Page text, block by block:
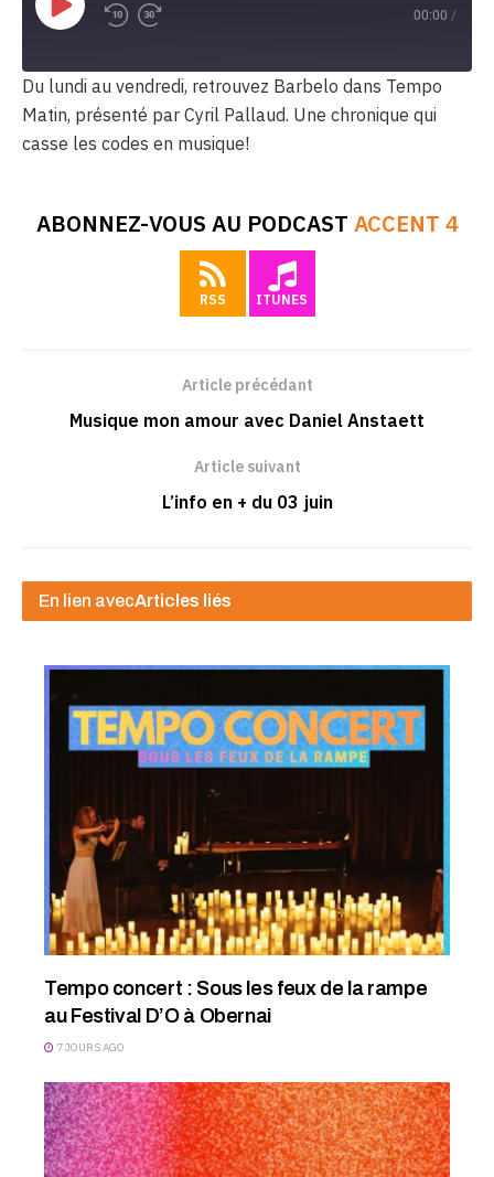
Play
Episode
00:00 /
Du lundi au vendredi, retrouvez Barbelo dans Tempo
Matin, présenté par Cyril Pallaud. Une chronique qui
casse les codes en musique!
ABONNEZ-VOUS AU PODCAST ACCENT 4
RSS ITUNES
Article précédant
Musique mon amour avec Daniel Anstaett
Article suivant
L’info en + du 03 juin
En lien avecArticles liés
Tempo concert : Sous les feux de la rampe
au Festival D’O à Obernai
7 JOURS AGO